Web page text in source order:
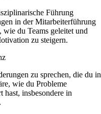
Führung
in der Mitarbeiterführung
wie du Teams geleitet und
zu steigern.
zu sprechen, die du in
wie du Probleme
insbesondere in